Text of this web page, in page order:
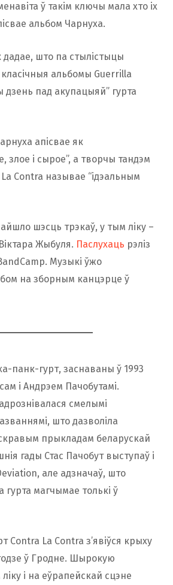
ў такім ключы мала хто іх
альбом Чарнуха.
што па стылістыцы
класічныя альбомы Guerrilla
дзень пад акупацыяй” гурта
апісвае як
злое і сырое”, а творчы тандэм
La Contra называе “ідэальным
шэсць трэкаў, у тым ліку –
Жыбуля. Паслухаць рэліз
Музыкі ўжо
на зборным канцэрце ў
панк-гурт, заснаваны ў 1993
і Андрэем Пачобутамі.
смелымі
што дазволіла
прыкладам беларускай
гады Стас Пачобут выступаў і
але адзначаў, што
гурта магчымае толькі ў
Contra La Contra з’явіўся крыху
ў Гродне. Шырокую
і на еўрапейскай сцэне